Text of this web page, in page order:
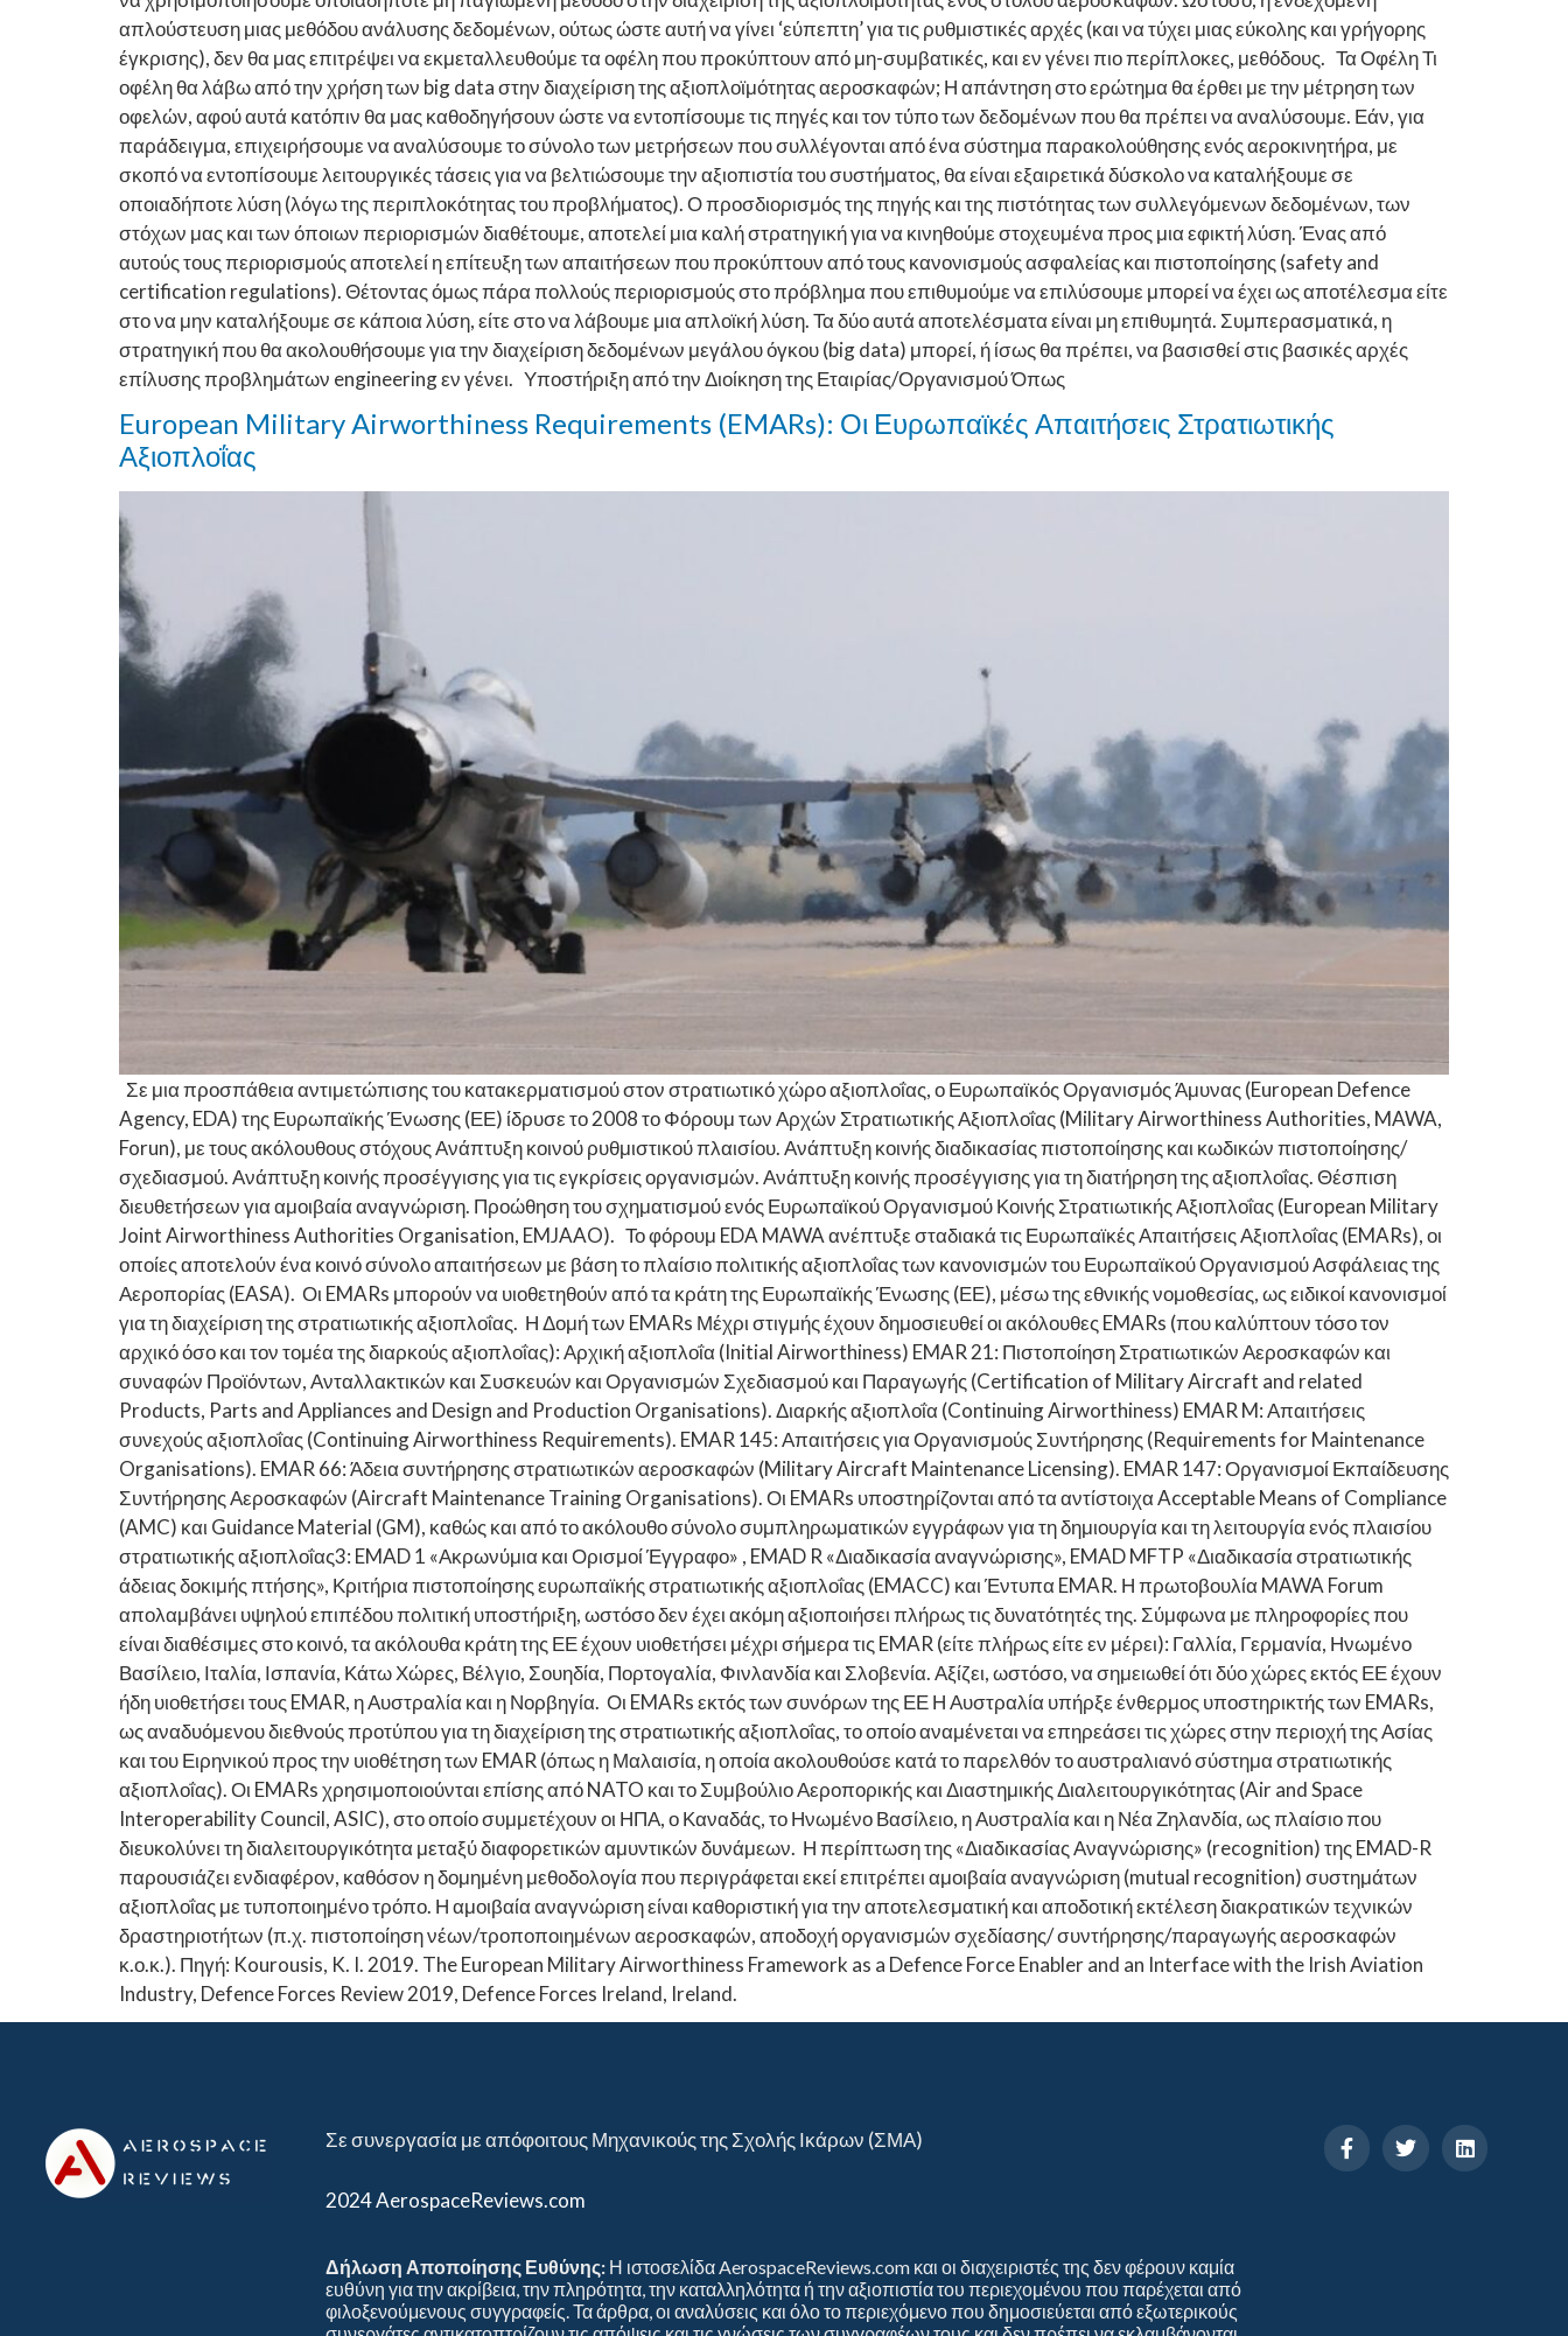
απλούστευση μιας μεθόδου ανάλυσης δεδομένων, ούτως ώστε αυτή να γίνει ‘εύπεπτη’ για τις ρυθμιστικές αρχές (και να τύχει μιας εύκολης και γρήγορης
έγκρισης), δεν θα μας επιτρέψει να εκμεταλλευθούμε τα οφέλη που προκύπτουν από μη-συμβατικές, και εν γένει πιο περίπλοκες, μεθόδους. Τα Οφέλη Τι
οφέλη θα λάβω από την χρήση των big data στην διαχείριση της αξιοπλοϊμότητας αεροσκαφών; Η απάντηση στο ερώτημα θα έρθει με την μέτρηση των
οφελών, αφού αυτά κατόπιν θα μας καθοδηγήσουν ώστε να εντοπίσουμε τις πηγές και τον τύπο των δεδομένων που θα πρέπει να αναλύσουμε. Εάν, για
παράδειγμα, επιχειρήσουμε να αναλύσουμε το σύνολο των μετρήσεων που συλλέγονται από ένα σύστημα παρακολούθησης ενός αεροκινητήρα, με
σκοπό να εντοπίσουμε λειτουργικές τάσεις για να βελτιώσουμε την αξιοπιστία του συστήματος, θα είναι εξαιρετικά δύσκολο να καταλήξουμε σε
οποιαδήποτε λύση (λόγω της περιπλοκότητας του προβλήματος). Ο προσδιορισμός της πηγής και της πιστότητας των συλλεγόμενων δεδομένων, των
στόχων μας και των όποιων περιορισμών διαθέτουμε, αποτελεί μια καλή στρατηγική για να κινηθούμε στοχευμένα προς μια εφικτή λύση. Ένας από
αυτούς τους περιορισμούς αποτελεί η επίτευξη των απαιτήσεων που προκύπτουν από τους κανονισμούς ασφαλείας και πιστοποίησης (safety and
certification regulations). Θέτοντας όμως πάρα πολλούς περιορισμούς στο πρόβλημα που επιθυμούμε να επιλύσουμε μπορεί να έχει ως αποτέλεσμα είτε
στο να μην καταλήξουμε σε κάποια λύση, είτε στο να λάβουμε μια απλοϊκή λύση. Τα δύο αυτά αποτελέσματα είναι μη επιθυμητά. Συμπερασματικά, η
στρατηγική που θα ακολουθήσουμε για την διαχείριση δεδομένων μεγάλου όγκου (big data) μπορεί, ή ίσως θα πρέπει, να βασισθεί στις βασικές αρχές
επίλυσης προβλημάτων engineering εν γένει. Υποστήριξη από την Διοίκηση της Εταιρίας/Οργανισμού Όπως
European Military Airworthiness Requirements (EMARs): Οι Ευρωπαϊκές Απαιτήσεις Στρατιωτικής
Αξιοπλοΐας
Σε μια προσπάθεια αντιμετώπισης του κατακερματισμού στον στρατιωτικό χώρο αξιοπλοΐας, ο Ευρωπαϊκός Οργανισμός Άμυνας (European Defence
Agency, EDA) της Ευρωπαϊκής Ένωσης (ΕΕ) ίδρυσε το 2008 το Φόρουμ των Αρχών Στρατιωτικής Αξιοπλοΐας (Military Airworthiness Authorities, MAWA,
Forun), με τους ακόλουθους στόχους Ανάπτυξη κοινού ρυθμιστικού πλαισίου. Ανάπτυξη κοινής διαδικασίας πιστοποίησης και κωδικών πιστοποίησης/
σχεδιασμού. Ανάπτυξη κοινής προσέγγισης για τις εγκρίσεις οργανισμών. Ανάπτυξη κοινής προσέγγισης για τη διατήρηση της αξιοπλοΐας. Θέσπιση
διευθετήσεων για αμοιβαία αναγνώριση. Προώθηση του σχηματισμού ενός Ευρωπαϊκού Οργανισμού Κοινής Στρατιωτικής Αξιοπλοΐας (European Military
Joint Airworthiness Authorities Organisation, EMJAAO). Το φόρουμ EDA MAWA ανέπτυξε σταδιακά τις Ευρωπαϊκές Απαιτήσεις Αξιοπλοΐας (EMARs), οι
οποίες αποτελούν ένα κοινό σύνολο απαιτήσεων με βάση το πλαίσιο πολιτικής αξιοπλοΐας των κανονισμών του Ευρωπαϊκού Οργανισμού Ασφάλειας της
Αεροπορίας (EASA). Οι EMARs μπορούν να υιοθετηθούν από τα κράτη της Ευρωπαϊκής Ένωσης (ΕΕ), μέσω της εθνικής νομοθεσίας, ως ειδικοί κανονισμοί
για τη διαχείριση της στρατιωτικής αξιοπλοΐας. Η Δομή των EMARs Μέχρι στιγμής έχουν δημοσιευθεί οι ακόλουθες EMARs (που καλύπτουν τόσο τον
αρχικό όσο και τον τομέα της διαρκούς αξιοπλοΐας): Αρχική αξιοπλοΐα (Initial Airworthiness) EMAR 21: Πιστοποίηση Στρατιωτικών Αεροσκαφών και
συναφών Προϊόντων, Ανταλλακτικών και Συσκευών και Οργανισμών Σχεδιασμού και Παραγωγής (Certification of Military Aircraft and related
Products, Parts and Appliances and Design and Production Organisations). Διαρκής αξιοπλοΐα (Continuing Airworthiness) EMAR M: Απαιτήσεις
συνεχούς αξιοπλοΐας (Continuing Airworthiness Requirements). EMAR 145: Απαιτήσεις για Οργανισμούς Συντήρησης (Requirements for Maintenance
Organisations). EMAR 66: Άδεια συντήρησης στρατιωτικών αεροσκαφών (Military Aircraft Maintenance Licensing). EMAR 147: Οργανισμοί Εκπαίδευσης
Συντήρησης Αεροσκαφών (Aircraft Maintenance Training Organisations). Οι EMARs υποστηρίζονται από τα αντίστοιχα Acceptable Means of Compliance
(AMC) και Guidance Material (GM), καθώς και από το ακόλουθο σύνολο συμπληρωματικών εγγράφων για τη δημιουργία και τη λειτουργία ενός πλαισίου
στρατιωτικής αξιοπλοΐας3: EMAD 1 «Ακρωνύμια και Ορισμοί Έγγραφο» , EMAD R «Διαδικασία αναγνώρισης», EMAD MFTP «Διαδικασία στρατιωτικής
άδειας δοκιμής πτήσης», Κριτήρια πιστοποίησης ευρωπαϊκής στρατιωτικής αξιοπλοΐας (EMACC) και Έντυπα EMAR. Η πρωτοβουλία MAWA Forum
απολαμβάνει υψηλού επιπέδου πολιτική υποστήριξη, ωστόσο δεν έχει ακόμη αξιοποιήσει πλήρως τις δυνατότητές της. Σύμφωνα με πληροφορίες που
είναι διαθέσιμες στο κοινό, τα ακόλουθα κράτη της ΕΕ έχουν υιοθετήσει μέχρι σήμερα τις EMAR (είτε πλήρως είτε εν μέρει): Γαλλία, Γερμανία, Ηνωμένο
Βασίλειο, Ιταλία, Ισπανία, Κάτω Χώρες, Βέλγιο, Σουηδία, Πορτογαλία, Φινλανδία και Σλοβενία. Αξίζει, ωστόσο, να σημειωθεί ότι δύο χώρες εκτός ΕΕ έχουν
ήδη υιοθετήσει τους EMAR, η Αυστραλία και η Νορβηγία. Οι EMARs εκτός των συνόρων της ΕΕ Η Αυστραλία υπήρξε ένθερμος υποστηρικτής των EMARs,
ως αναδυόμενου διεθνούς προτύπου για τη διαχείριση της στρατιωτικής αξιοπλοΐας, το οποίο αναμένεται να επηρεάσει τις χώρες στην περιοχή της Ασίας
και του Ειρηνικού προς την υιοθέτηση των EMAR (όπως η Μαλαισία, η οποία ακολουθούσε κατά το παρελθόν το αυστραλιανό σύστημα στρατιωτικής
αξιοπλοΐας). Οι EMARs χρησιμοποιούνται επίσης από NATO και το Συμβούλιο Αεροπορικής και Διαστημικής Διαλειτουργικότητας (Air and Space
Interoperability Council, ASIC), στο οποίο συμμετέχουν οι ΗΠΑ, ο Καναδάς, το Ηνωμένο Βασίλειο, η Αυστραλία και η Νέα Ζηλανδία, ως πλαίσιο που
διευκολύνει τη διαλειτουργικότητα μεταξύ διαφορετικών αμυντικών δυνάμεων. Η περίπτωση της «Διαδικασίας Αναγνώρισης» (recognition) της EMAD-R
παρουσιάζει ενδιαφέρον, καθόσον η δομημένη μεθοδολογία που περιγράφεται εκεί επιτρέπει αμοιβαία αναγνώριση (mutual recognition) συστημάτων
αξιοπλοΐας με τυποποιημένο τρόπο. Η αμοιβαία αναγνώριση είναι καθοριστική για την αποτελεσματική και αποδοτική εκτέλεση διακρατικών τεχνικών
δραστηριοτήτων (π.χ. πιστοποίηση νέων/τροποποιημένων αεροσκαφών, αποδοχή οργανισμών σχεδίασης/ συντήρησης/παραγωγής αεροσκαφών
κ.ο.κ.). Πηγή: Kourousis, K. I. 2019. The European Military Airworthiness Framework as a Defence Force Enabler and an Interface with the Irish Aviation
Industry, Defence Forces Review 2019, Defence Forces Ireland, Ireland.
Σε συνεργασία με απόφοιτους Μηχανικούς της Σχολής Ικάρων (ΣΜΑ)
2024 AerospaceReviews.com
Δήλωση Αποποίησης Ευθύνης:Η ιστοσελίδα AerospaceReviews.com και οι διαχειριστές της δεν φέρουν καμία
ευθύνη για την ακρίβεια, την πληρότητα, την καταλληλότητα ή την αξιοπιστία του περιεχομένου που παρέχεται από
φιλοξενούμενους συγγραφείς. Τα άρθρα, οι αναλύσεις και όλο το περιεχόμενο που δημοσιεύεται από εξωτερικούς